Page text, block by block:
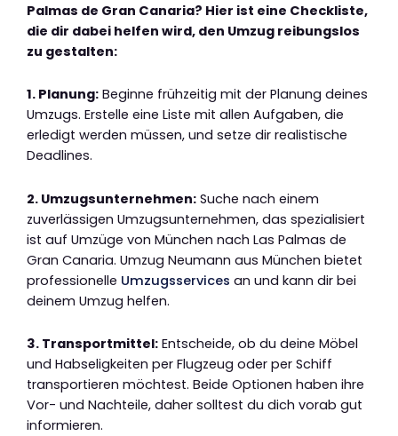
Palmas de Gran Canaria? Hier ist eine Checkliste,
die dir dabei helfen wird, den Umzug reibungslos
zu gestalten:
1. Planung: Beginne frühzeitig mit der Planung deines
Umzugs. Erstelle eine Liste mit allen Aufgaben, die
erledigt werden müssen, und setze dir realistische
Deadlines.
2. Umzugsunternehmen: Suche nach einem
zuverlässigen Umzugsunternehmen, das spezialisiert
ist auf Umzüge von München nach Las Palmas de
Gran Canaria. Umzug Neumann aus München bietet
professionelle Umzugsservices an und kann dir bei
deinem Umzug helfen.
3. Transportmittel: Entscheide, ob du deine Möbel
und Habseligkeiten per Flugzeug oder per Schiff
transportieren möchtest. Beide Optionen haben ihre
Vor- und Nachteile, daher solltest du dich vorab gut
informieren.